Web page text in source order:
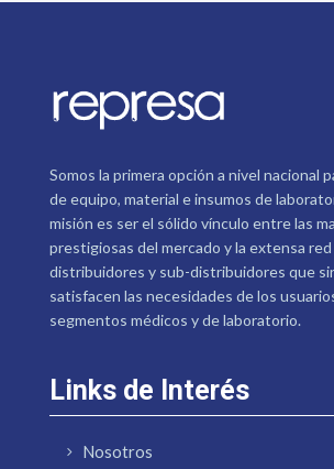
Somos la primera opción a nivel nacional
de equipo, material e insumos de
misión es ser el sólido vínculo entre las
prestigiosas del mercado y la extensa
distribuidores y sub-distribuidores que
satisfacen las necesidades de los
segmentos médicos y de laboratorio.
Links de Interés
Nosotros